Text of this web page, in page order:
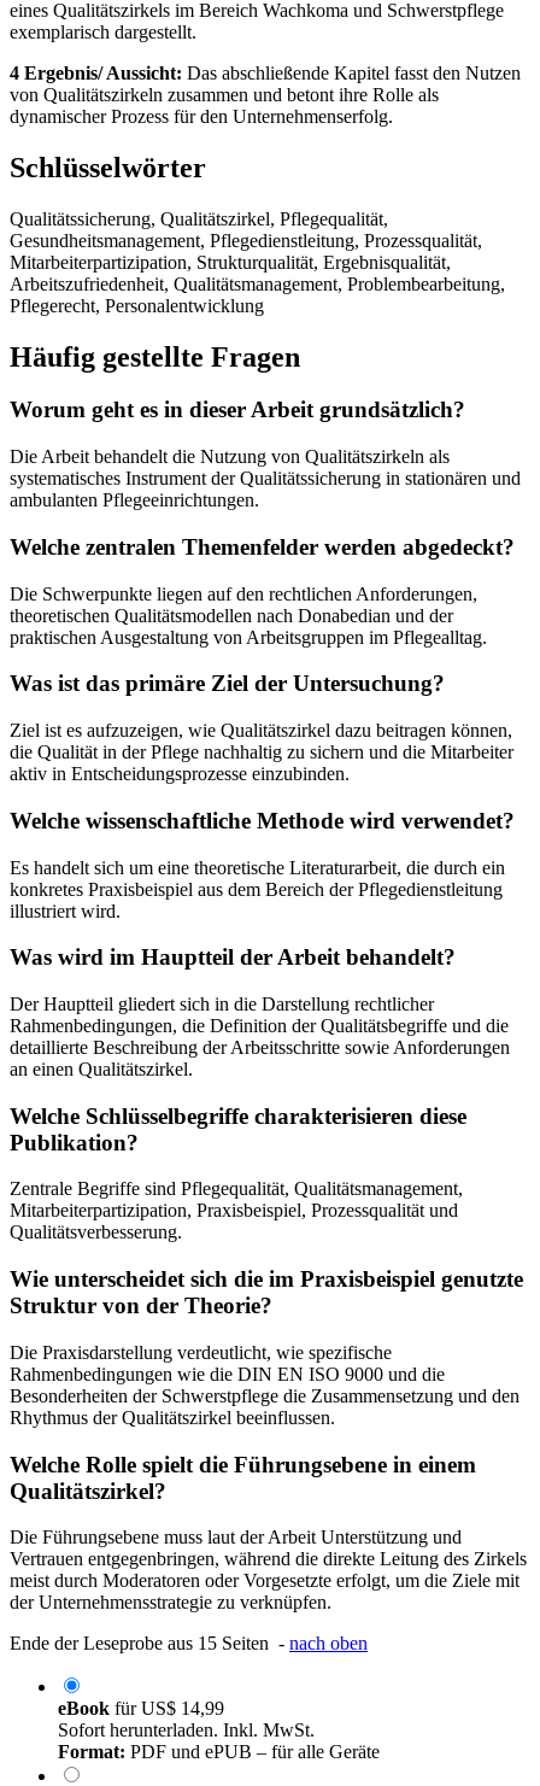
eines Qualitätszirkels im Bereich Wachkoma und Schwerstpflege
exemplarisch dargestellt.
4 Ergebnis/ Aussicht: Das abschließende Kapitel fasst den Nutzen
von Qualitätszirkeln zusammen und betont ihre Rolle als
dynamischer Prozess für den Unternehmenserfolg.
Schlüsselwörter
Qualitätssicherung, Qualitätszirkel, Pflegequalität,
Gesundheitsmanagement, Pflegedienstleitung, Prozessqualität,
Mitarbeiterpartizipation, Strukturqualität, Ergebnisqualität,
Arbeitszufriedenheit, Qualitätsmanagement, Problembearbeitung,
Pflegerecht, Personalentwicklung
Häufig gestellte Fragen
Worum geht es in dieser Arbeit grundsätzlich?
Die Arbeit behandelt die Nutzung von Qualitätszirkeln als
systematisches Instrument der Qualitätssicherung in stationären und
ambulanten Pflegeeinrichtungen.
Welche zentralen Themenfelder werden abgedeckt?
Die Schwerpunkte liegen auf den rechtlichen Anforderungen,
theoretischen Qualitätsmodellen nach Donabedian und der
praktischen Ausgestaltung von Arbeitsgruppen im Pflegealltag.
Was ist das primäre Ziel der Untersuchung?
Ziel ist es aufzuzeigen, wie Qualitätszirkel dazu beitragen können,
die Qualität in der Pflege nachhaltig zu sichern und die Mitarbeiter
aktiv in Entscheidungsprozesse einzubinden.
Welche wissenschaftliche Methode wird verwendet?
Es handelt sich um eine theoretische Literaturarbeit, die durch ein
konkretes Praxisbeispiel aus dem Bereich der Pflegedienstleitung
illustriert wird.
Was wird im Hauptteil der Arbeit behandelt?
Der Hauptteil gliedert sich in die Darstellung rechtlicher
Rahmenbedingungen, die Definition der Qualitätsbegriffe und die
detaillierte Beschreibung der Arbeitsschritte sowie Anforderungen
an einen Qualitätszirkel.
Welche Schlüsselbegriffe charakterisieren diese
Publikation?
Zentrale Begriffe sind Pflegequalität, Qualitätsmanagement,
Mitarbeiterpartizipation, Praxisbeispiel, Prozessqualität und
Qualitätsverbesserung.
Wie unterscheidet sich die im Praxisbeispiel genutzte
Struktur von der Theorie?
Die Praxisdarstellung verdeutlicht, wie spezifische
Rahmenbedingungen wie die DIN EN ISO 9000 und die
Besonderheiten der Schwerstpflege die Zusammensetzung und den
Rhythmus der Qualitätszirkel beeinflussen.
Welche Rolle spielt die Führungsebene in einem
Qualitätszirkel?
Die Führungsebene muss laut der Arbeit Unterstützung und
Vertrauen entgegenbringen, während die direkte Leitung des Zirkels
meist durch Moderatoren oder Vorgesetzte erfolgt, um die Ziele mit
der Unternehmensstrategie zu verknüpfen.
Ende der Leseprobe aus 15 Seiten - nach oben
eBook fürUS$ 14,99
Sofort herunterladen. Inkl. MwSt.
Format: PDF und ePUB – für alle Geräte